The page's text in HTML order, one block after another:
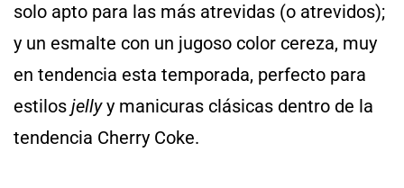
solo apto para las más atrevidas (o atrevidos);
y un esmalte con un jugoso color cereza, muy
en tendencia esta temporada, perfecto para
estilos jellyy manicuras clásicas dentro de la
tendencia Cherry Coke.